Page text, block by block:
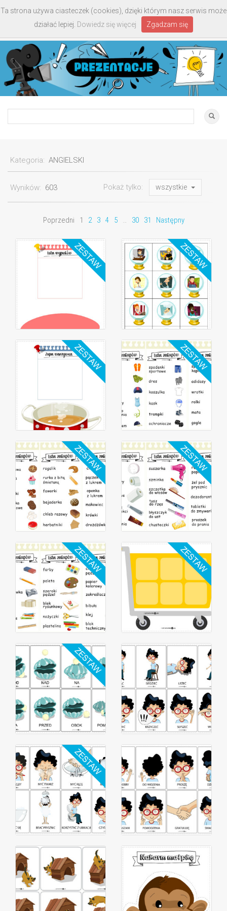
Kategoria: ANGIELSKI
Wyników: 603 Pokaż tylko: wszystkie
Poprzedni 1 2 3 4 5 … 30 31 Następny
Ta strona używa ciasteczek (cookies), dzięki którym nasz serwis może
działać lepiej. Dowiedz się więcej Zgadzam się